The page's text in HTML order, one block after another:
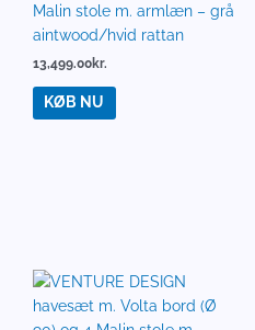
Malin stole m. armlæn – grå
aintwood/hvid rattan
13,499.00kr.
KØB NU